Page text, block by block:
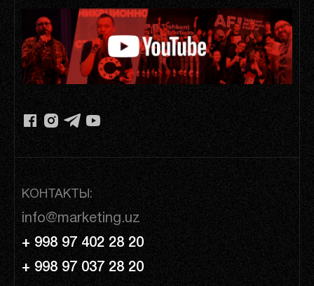
КОНТАКТЫ:
info@marketing.uz
+ 998 97 402 28 20
+ 998 97 037 28 20